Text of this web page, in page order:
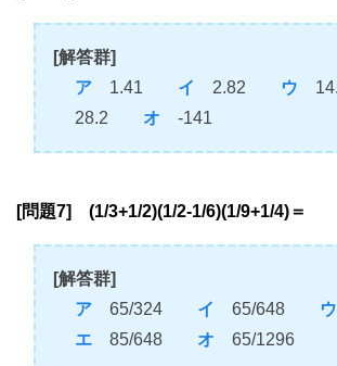
[解答群]
ア 1.41 イ 2.82 ウ
28.2 オ -141
[問題7] (1/3+1/2)(1/2-1/6)(1/9+1/4)＝
[解答群]
ア 65/324 イ 65/648 ウ
エ 85/648 オ 65/1296